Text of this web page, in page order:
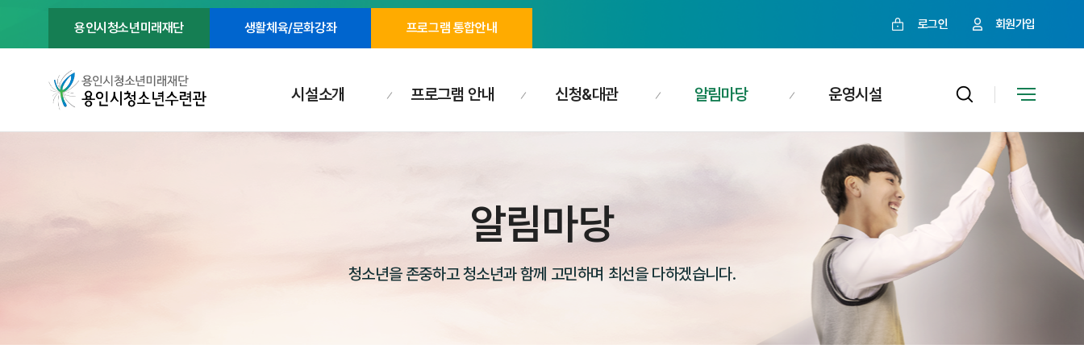
용인시청소년미래재단 생활체육/문화강좌 프로그램 통합안내 로그인 회원가입
시설소개 프로그램 안내 신청&대관 알림마당 운영시설
알림마당
청소년을 존중하고 청소년과 함께 고민하며 최선을 다하겠습니다.